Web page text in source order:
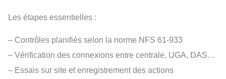
Les étapes essentielles :
– Contrôles planifiés selon la norme NFS 61-933
– Vérification des connexions entre centrale, UGA, DAS…
– Essais sur site et enregistrement des actions